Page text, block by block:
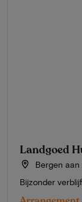
Landgoed
Bergen aan
Bijzonder